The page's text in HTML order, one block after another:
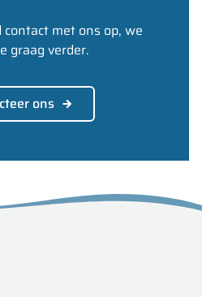
met ons op, we
graag verder.
ons